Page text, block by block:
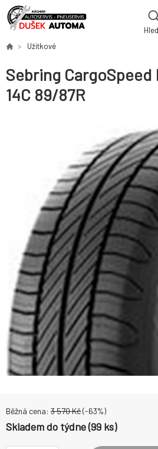
Užitkové
Sebring CargoSpeed
14C 89/87R
Běžná cena: 3 570Kč(-63%)
Skladem do týdne (99 ks)